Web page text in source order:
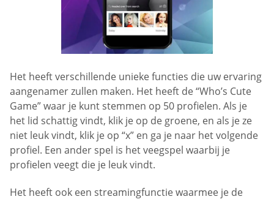
Het heeft verschillende unieke functies die uw ervaring
aangenamer zullen maken. Het heeft de “Who’s Cute
Game” waar je kunt stemmen op 50 profielen. Als je
het lid schattig vindt, klik je op de groene, en als je ze
niet leuk vindt, klik je op “x” en ga je naar het volgende
profiel. Een ander spel is het veegspel waarbij je
profielen veegt die je leuk vindt.
Het heeft ook een streamingfunctie waarmee je de